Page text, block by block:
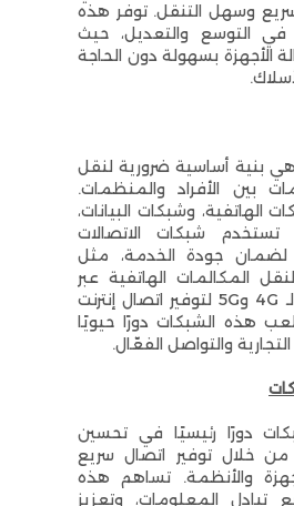
وسهل التنقل. توفر هذه
التوسع والتعديل، حيث
الأجهزة بسهولة دون الحاجة
هي بنية أساسية ضرورية لنقل
بين الأفراد والمنظمات.
وشبكات البيانات،
تستخدم شبكات الاتصالات
لضمان جودة الخدمة، مثل
تقنيات الـ VoIP لنقل المكالمات الهاتفية عبر
الإنترنت، وتقنيات الـ 4G و5G لتوفير اتصال إنترنت
هذه الشبكات دورًا حيويًا
والتواصل الفعّال.
دورًا رئيسيًا في تحسين
من خلال توفير اتصال سريع
والأنظمة. تساهم هذه
تبادل المعلومات، وتعزيز